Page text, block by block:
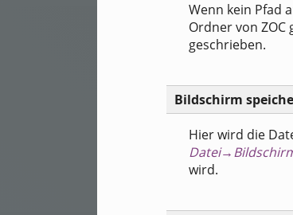
Wenn kein Pfad
Ordner von ZOC
geschrieben.
Bildschirm
Hier wird die
wird.